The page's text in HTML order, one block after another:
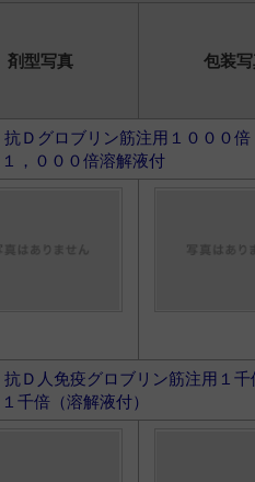
剤型写真 包装
抗Ｄグロブリン筋注用１０００倍
，０００倍溶解液付
抗Ｄ人免疫グロブリン筋注用１千
千倍（溶解液付）